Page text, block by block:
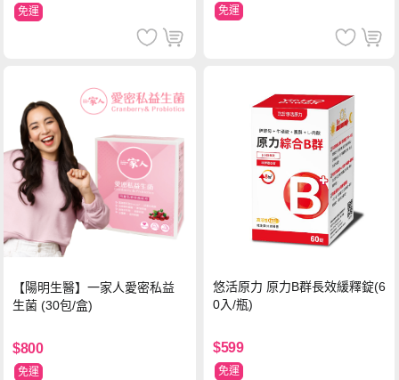
免運 免運
【陽明生醫】一家人愛密私益
生菌 (30包/盒)
$800
免運
悠活原力 原力B群長效緩釋錠(6
0入/瓶)
$599
免運